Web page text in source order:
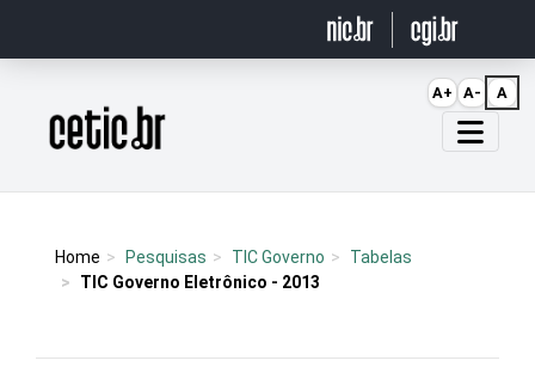
Página inicial
Home Pesquisas TIC Governo
Tabelas
TIC Governo Eletrônico - 2013
A+ A- A